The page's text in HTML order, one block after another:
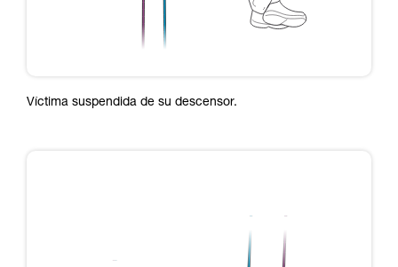
Víctima suspendida de su descensor.